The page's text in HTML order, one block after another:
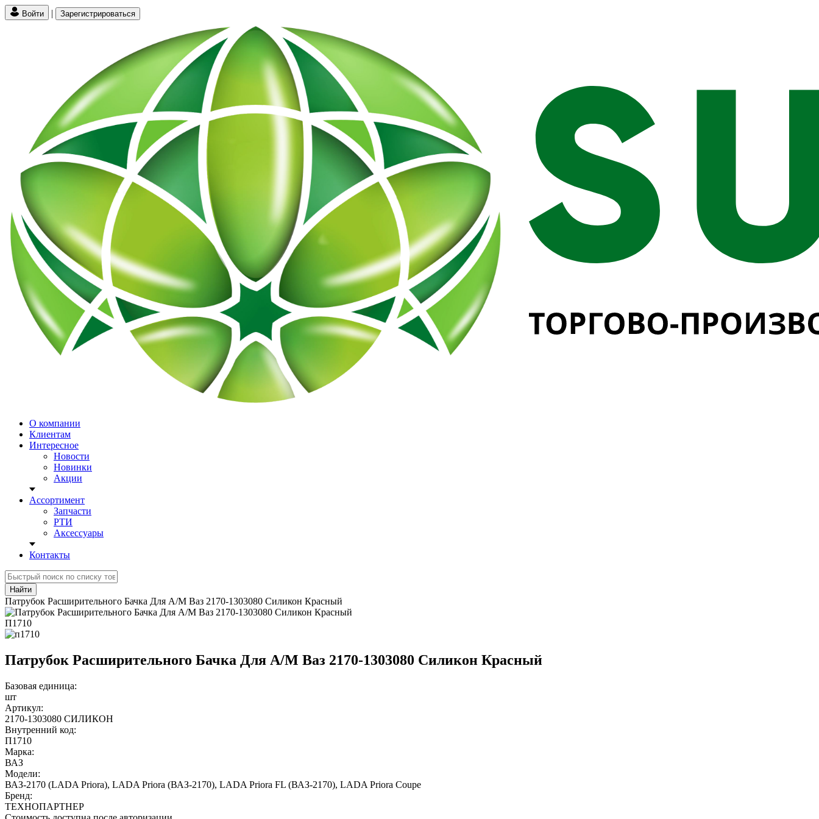
Войти | Зарегистрироваться
О компании
Клиентам
Интересное
Новости
Новинки
Акции
Ассортимент
Запчасти
РТИ
Аксессуары
Контакты
Найти
Патрубок Расширительного Бачка Для А/М Ваз 2170-1303080 Силикон Красный
П1710
Патрубок Расширительного Бачка Для А/М Ваз 2170-1303080 Силикон Красный
Базовая единица:
шт
Артикул:
2170-1303080 СИЛИКОН
Внутренний код:
П1710
Марка:
ВАЗ
Модели:
ВАЗ-2170 (LADA Priora), LADA Priora (ВАЗ-2170), LADA Priora FL (ВАЗ-2170), LADA Priora Coupe
Бренд:
ТЕХНОПАРТНЕР